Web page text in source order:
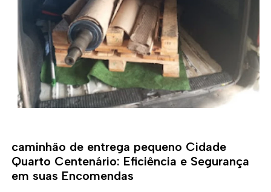
caminhão de entrega pequeno Cidade
Quarto Centenário: Eficiência e Segurança
em suas Encomendas